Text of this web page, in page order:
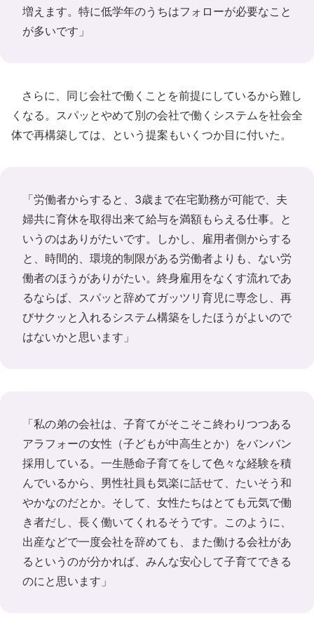
増えます。特に低学年のうちはフォローが必要なこと
が多いです」
さらに、同じ会社で働くことを前提にしているから難し
くなる。スパッとやめて別の会社で働くシステムを社会全
体で再構築しては、という提案もいくつか目に付いた。
「労働者からすると、3歳まで在宅勤務が可能で、夫
婦共に育休を取得出来て給与を満額もらえる仕事。と
いうのはありがたいです。しかし、雇用者側からする
と、時間的、環境的制限がある労働者よりも、ない労
働者のほうがありがたい。終身雇用をなくす流れであ
るならば、スパッと辞めてガッツリ育児に専念し、再
びサクッと入れるシステム構築をしたほうがよいので
はないかと思います」
「私の弟の会社は、子育てがそこそこ終わりつつある
アラフォーの女性（子どもが中高生とか）をバンバン
採用している。一生懸命子育てをして色々な経験を積
んでいるから、男性社員も気楽に話せて、たいそう和
やかなのだとか。そして、女性たちはとても元気で働
き者だし、長く働いてくれるそうです。このように、
出産などで一度会社を辞めても、また働ける会社があ
るというのが分かれば、みんな安心して子育てできる
のにと思います」